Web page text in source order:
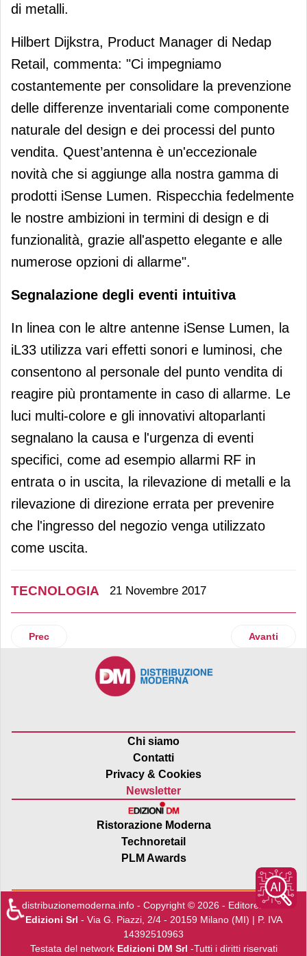
di metalli.
Hilbert Dijkstra, Product Manager di Nedap
Retail, commenta: "Ci impegniamo
costantemente per consolidare la prevenzione
delle differenze inventariali come componente
naturale del design e dei processi del punto
vendita. Quest’antenna è un'eccezionale
novità che si aggiunge alla nostra gamma di
prodotti iSense Lumen. Rispecchia fedelmente
le nostre ambizioni in termini di design e di
funzionalità, grazie all'aspetto elegante e alle
numerose opzioni di allarme".
Segnalazione degli eventi intuitiva
In linea con le altre antenne iSense Lumen, la
iL33 utilizza vari effetti sonori e luminosi, che
consentono al personale del punto vendita di
reagire più prontamente in caso di allarme. Le
luci multi-colore e gli innovativi altoparlanti
segnalano la causa e l'urgenza di eventi
specifici, come ad esempio allarmi RF in
entrata o in uscita, la rilevazione di metalli e la
rilevazione di direzione errata per prevenire
che l'ingresso del negozio venga utilizzato
come uscita.
TECNOLOGIA 21 Novembre 2017
Articolo precedente: Epta propone un innovativo
Prec Articolo
Avanti
Chi siamo
Contatti
Privacy & Cookies
Newsletter
Ristorazione Moderna
Technoretail
PLM Awards
distribuzionemoderna.info - Copyright © 2026 - Editore:Edra
Edizioni Srl - Via G. Piazzi, 2/4 - 20159 Milano (MI) | P. IVA
14392510963
Testata del network Edizioni DM Srl -Tutti i diritti riservati